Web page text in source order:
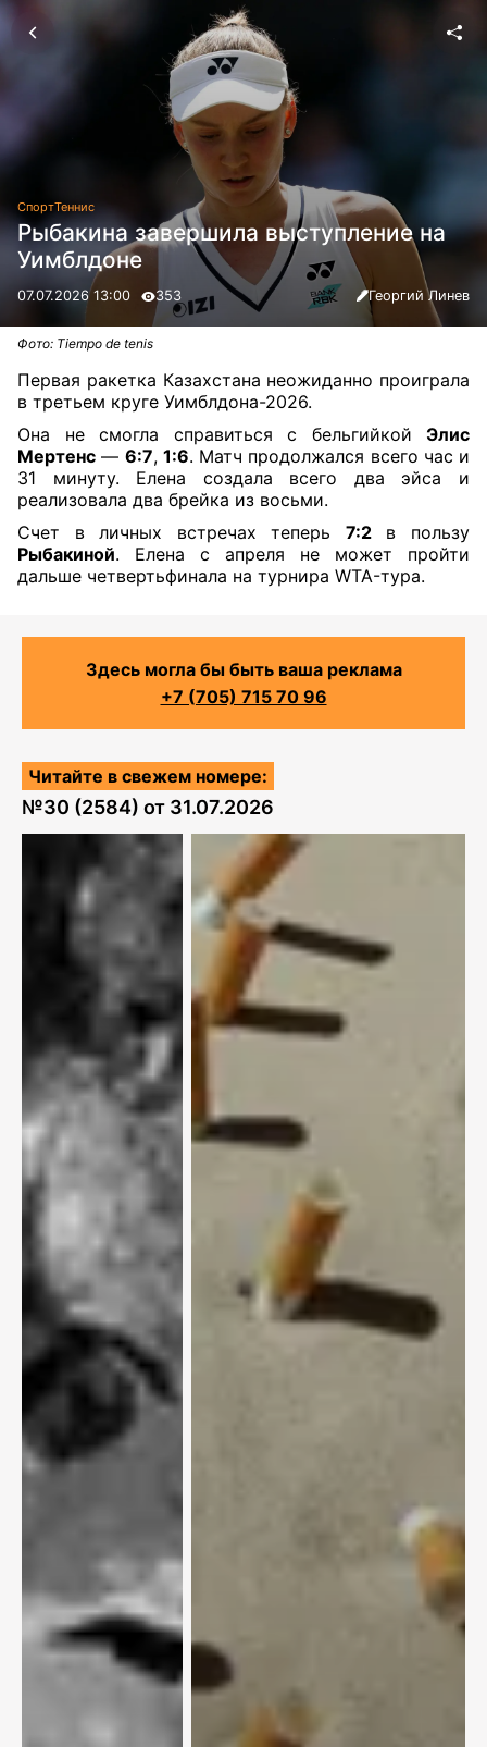
СпортТеннис
Рыбакина завершила выступление на
Уимблдоне
07.07.2026 13:00 353 Георгий Линев
Фото: Tiempo de tenis
Первая ракетка Казахстана неожиданно проиграла
в третьем круге Уимблдона-2026.
Она не смогла справиться с бельгийкой Элис
Мертенс — 6:7, 1:6. Матч продолжался всего час и
31 минуту. Елена создала всего два эйса и
реализовала два брейка из восьми.
Счет в личных встречах теперь 7:2в пользу
Рыбакиной. Елена с апреля не может пройти
дальше четвертьфинала на турнира WTA-тура.
Здесь могла бы быть ваша реклама
+7 (705) 715 70 96
Читайте в свежем номере:
№30 (2584) от 31.07.2026